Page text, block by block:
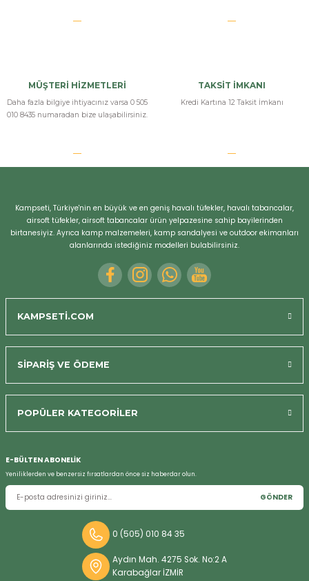
MÜŞTERİ HİZMETLERİ
Daha fazla bilgiye ihtiyacınız varsa 0 505
010 8435 numaradan bize ulaşabilirsiniz.
TAKSİT İMKANI
Kredi Kartına 12 Taksit İmkanı
Kampseti, Türkiye'nin en büyük ve en geniş havalı tüfekler, havalı tabancalar,
airsoft tüfekler, airsoft tabancalar ürün yelpazesine sahip bayilerinden
birtanesiyiz. Ayrıca kamp malzemeleri, kamp sandalyesi ve outdoor ekimanları
alanlarında istediğiniz modelleri bulabilirsiniz.
KAMPSETİ.COM
SİPARİŞ VE ÖDEME
POPÜLER KATEGORİLER
E-BÜLTEN ABONELİK
Yeniliklerden ve benzersiz fırsatlardan önce siz haberdar olun.
GÖNDER
0 (505) 010 84 35
Aydın Mah. 4275 Sok. No:2 A
Karabağlar İZMİR